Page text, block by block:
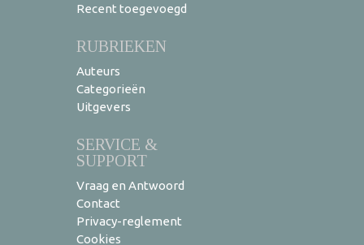
Recent toegevoegd
RUBRIEKEN
Auteurs
Categorieën
Uitgevers
SERVICE &
SUPPORT
Vraag en Antwoord
Contact
Privacy-reglement
Cookies